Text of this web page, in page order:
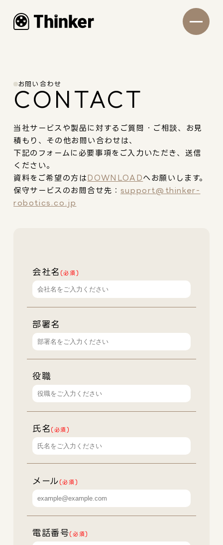
お問い合わせ
CONTACT
当社サービスや製品に対するご質問・ご相談、お見
積もり、その他お問い合わせは、
下記のフォームに必要事項をご入力いただき、送信
ください。
資料をご希望の方は DOWNLOADへお願いします。
保守サービスのお問合せ先： support@thinker-
robotics.co.jp
会社名 (必須)
部署名
役職
氏名 (必須)
メール (必須)
電話番号(必須)